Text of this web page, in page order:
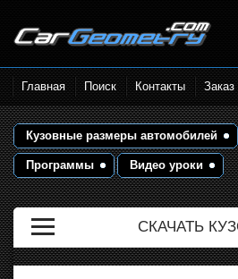
Размеры кузова автомобилей.
Контрольные точки и кузовные
размеры. Геометрия кузова
Главная Поиск Контакты Заказ
Кузовные размеры автомобилей
Программы Видео уроки
СКАЧАТЬ